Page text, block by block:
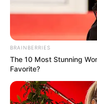
BRAINBERRIES
The 10 Most Stunning
Favorite?